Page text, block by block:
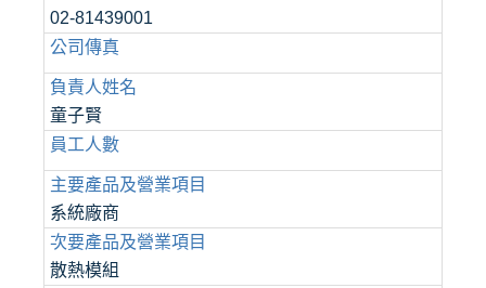
02-81439001
公司傳真
負責人姓名
童子賢
員工人數
主要產品及營業項目
系統廠商
次要產品及營業項目
散熱模組